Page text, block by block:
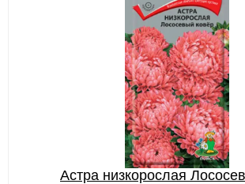
Астра низкорослая